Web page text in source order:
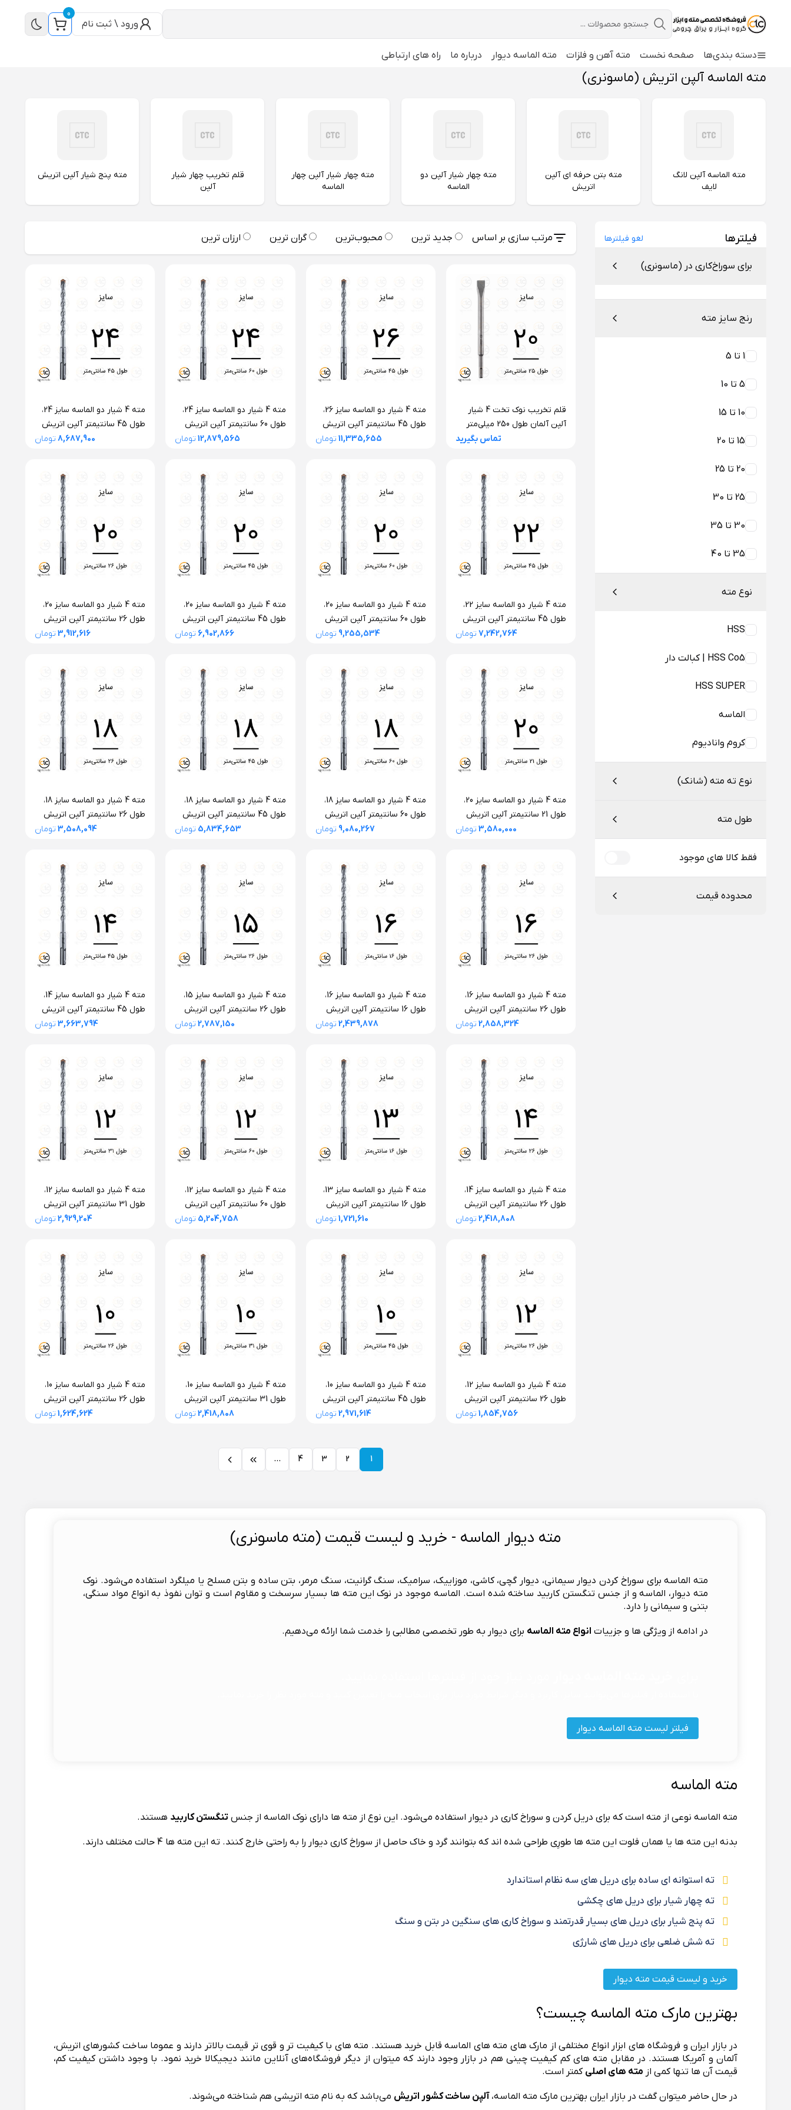
ورود \ ثبت نام
0
دسته بندی‌ها صفحه نخست مته آهن و فلزات مته الماسه دیوار درباره ما راه های ارتباطی
مته الماسه آلپن اتریش (ماسونری)
مته الماسه آلپن لانگ
لایف
مته بتن حرفه ای آلپن
اتریش
مته چهار شیار آلپن دو
الماسه
مته چهار شیار آلپن چهار
الماسه
قلم تخریب چهار شیار
آلپن
مته پنج شیار آلپن اتریش
فیلترها لغو فیلترها
برای سوراخ‌کاری در (ماسونری)
رنج سایز مته
1 تا 5
5 تا 10
10 تا 15
15 تا 20
20 تا 25
25 تا 30
30 تا 35
35 تا 40
نوع مته
HSS
HSS Co5 | کبالت دار
HSS SUPER
الماسه
کروم وانادیوم
نوع ته مته (شانک)
استوانه‌ای
6 گوش ¼ اینچی
کونیک (مورس)
طول مته
کوتاه
فقط کالا های موجود
محدوده قیمت
مرتب سازی بر اساس جدید ترین محبوب‌ترین گران ترین ارزان ترین
قلم تخریب نوک تخت 4 شیار
آلپن آلمان طول 250 میلی‌متر
تماس بگیرید
مته 4 شیار دو الماسه سایز 26،
طول 45 سانتیمتر آلپن اتریش
11,335,655 تومان
مته 4 شیار دو الماسه سایز 24،
طول 60 سانتیمتر آلپن اتریش
12,879,565 تومان
مته 4 شیار دو الماسه سایز 24،
طول 45 سانتیمتر آلپن اتریش
8,687,900 تومان
مته 4 شیار دو الماسه سایز 22،
طول 45 سانتیمتر آلپن اتریش
7,242,764 تومان
مته 4 شیار دو الماسه سایز 20،
طول 60 سانتیمتر آلپن اتریش
9,255,534 تومان
مته 4 شیار دو الماسه سایز 20،
طول 45 سانتیمتر آلپن اتریش
6,902,866 تومان
مته 4 شیار دو الماسه سایز 20،
طول 26 سانتیمتر آلپن اتریش
3,912,616 تومان
مته 4 شیار دو الماسه سایز 20،
طول 21 سانتیمتر آلپن اتریش
3,580,000 تومان
مته 4 شیار دو الماسه سایز 18،
طول 60 سانتیمتر آلپن اتریش
9,080,267 تومان
مته 4 شیار دو الماسه سایز 18،
طول 45 سانتیمتر آلپن اتریش
5,834,653 تومان
مته 4 شیار دو الماسه سایز 18،
طول 26 سانتیمتر آلپن اتریش
3,508,094 تومان
مته 4 شیار دو الماسه سایز 16،
طول 26 سانتیمتر آلپن اتریش
2,858,324 تومان
مته 4 شیار دو الماسه سایز 16،
طول 16 سانتیمتر آلپن اتریش
2,439,878 تومان
مته 4 شیار دو الماسه سایز 15،
طول 26 سانتیمتر آلپن اتریش
2,787,150 تومان
مته 4 شیار دو الماسه سایز 14،
طول 45 سانتیمتر آلپن اتریش
3,663,794 تومان
مته 4 شیار دو الماسه سایز 14،
طول 26 سانتیمتر آلپن اتریش
2,418,808 تومان
مته 4 شیار دو الماسه سایز 13،
طول 16 سانتیمتر آلپن اتریش
1,721,610 تومان
مته 4 شیار دو الماسه سایز 12،
طول 60 سانتیمتر آلپن اتریش
5,204,758 تومان
مته 4 شیار دو الماسه سایز 12،
طول 31 سانتیمتر آلپن اتریش
2,929,204 تومان
مته 4 شیار دو الماسه سایز 12،
طول 26 سانتیمتر آلپن اتریش
1,854,756 تومان
مته 4 شیار دو الماسه سایز 10،
طول 45 سانتیمتر آلپن اتریش
2,971,614 تومان
مته 4 شیار دو الماسه سایز 10،
طول 31 سانتیمتر آلپن اتریش
2,418,808 تومان
مته 4 شیار دو الماسه سایز 10،
طول 26 سانتیمتر آلپن اتریش
1,624,624 تومان
1
2
3
4
...
مته دیوار الماسه - خرید و لیست قیمت (مته ماسونری)
مته الماسه برای سوراخ کردن دیوار سیمانی، دیوار گچی، کاشی، موزاییک، سرامیک، سنگ گرانیت، سنگ مرمر، بتن ساده و بتن مسلح یا میلگرد استفاده می‌شود. نوک
مته دیوار، الماسه و از جنس تنگستن کاربید ساخته شده است. الماسه موجود در نوک این مته ها بسیار سرسخت و مقاوم است و توان نفوذ به انواع مواد سنگی،
بتنی و سیمانی را دارد.
در ادامه از ویژگی ها و جزییات انواع مته الماسه برای دیوار به طور تخصصی مطالبی را خدمت شما ارائه می‌دهیم.
فیلتر لیست مته الماسه دیوار
مته الماسه
مته الماسه نوعی از مته است که برای دریل کردن و سوراخ کاری در دیوار استفاده می‌شود. این نوع از مته ها دارای نوک الماسه از جنس تنگستن کاربید هستند.
بدنه این مته ها یا همان فلوت این مته ها طورِی طراحی شده اند که بتوانند گرد و خاک حاصل از سوراخ کاری دیوار را به راحتی خارج کنند. ته این مته ها 4 حالت مختلف دارند.
ته استوانه ای ساده برای دریل های سه نظام استاندارد
ته چهار شیار برای دریل های چکشی
ته پنج شیار برای دریل های بسیار قدرتمند و سوراخ کاری های سنگین در بتن و سنگ
ته شش ضلعی برای دریل های شارژی
خرید و لیست قیمت مته دیوار
بهترین مارک مته الماسه چیست؟
در بازار ایران و فروشگاه های ابزار انواع مختلفی از مارک های مته های الماسه قابل خرید هستند. مته های با کیفیت تر و قوی تر قیمت بالاتر دارند و عموما ساخت کشورهای اتریش،
آلمان و آمریکا هستند. در مقابل مته های کم کیفیت چینی هم در بازار وجود دارند که میتوان از دیگر فروشگاه‌های آنلاین مانند دیجیکالا خرید نمود. با وجود داشتنکیفیت کم،
قیمت آن ها تنها کمی از مته های اصلی کمتر است.
در حال حاضر میتوان گفت در بازار ایران بهترین مارک مته الماسه،آلپن ساخت کشور اتریش می‌باشد که به نام مته اتریشی هم شناخته می‌شوند.